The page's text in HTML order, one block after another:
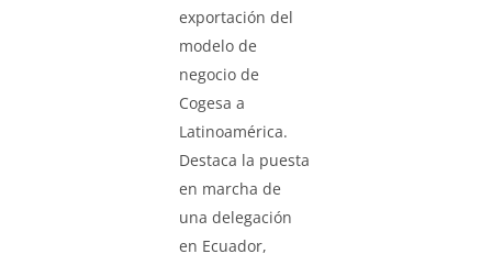
exportación del
modelo de
negocio de
Cogesa a
Latinoamérica.
Destaca la puesta
en marcha de
una delegación
en Ecuador,